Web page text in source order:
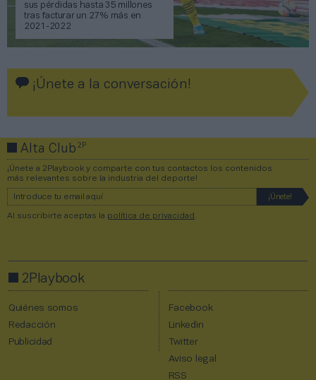
sus pérdidas hasta 35 millones
tras facturar un 27% más en
2021-2022
¡Únete a la conversación!
Alta Club2P
¡Únete a 2Playbook y comparte con tus contactos los contenidos
más relevantes sobre la industria del deporte!
Al suscribirte aceptas la política de privacidad
2Playbook
Quiénes somos
Redacción
Publicidad
Facebook
Linkedin
Twitter
Aviso legal
RSS